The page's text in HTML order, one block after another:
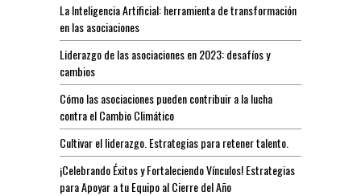
La Inteligencia Artificial: herramienta de transformación
en las asociaciones
Liderazgo de las asociaciones en 2023: desafíos y
cambios
Cómo las asociaciones pueden contribuir a la lucha
contra el Cambio Climático
Cultivar el liderazgo. Estrategias para retener talento.
¡Celebrando Éxitos y Fortaleciendo Vínculos! Estrategias
para Apoyar a tu Equipo al Cierre del Año